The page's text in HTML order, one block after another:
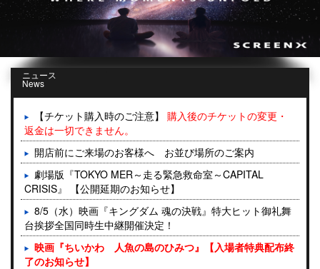
ニュース
News
【チケット購入時のご注意】 購入後のチケットの変更・
返金は一切できません。
開店前にご来場のお客様へ お並び場所のご案内
劇場版『TOKYO MER～走る緊急救命室～CAPITAL
CRISIS』 【公開延期のお知らせ】
8/5（水）映画『キングダム 魂の決戦』特大ヒット御礼舞
台挨拶全国同時生中継開催決定！
映画『ちいかわ 人魚の島のひみつ』【入場者特典配布終
了のお知らせ】